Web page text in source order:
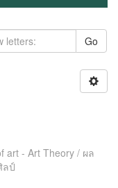
Go
art - Art Theory / ผล
ลป์